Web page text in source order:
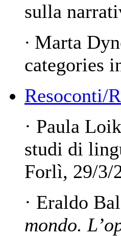
sulla
· Marta
categories
Resoconti/
· Paula
studi di
Forlì, 29/3/
· Eraldo
mondo.